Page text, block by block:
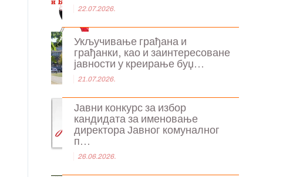
22.07.2026.
Укључивање грађана и
грађанки, као и заинтересоване
јавности у креирање буџ...
21.07.2026.
Јавни конкурс за избор
кандидата за именовање
директора Јавног комуналног
п...
26.06.2026.